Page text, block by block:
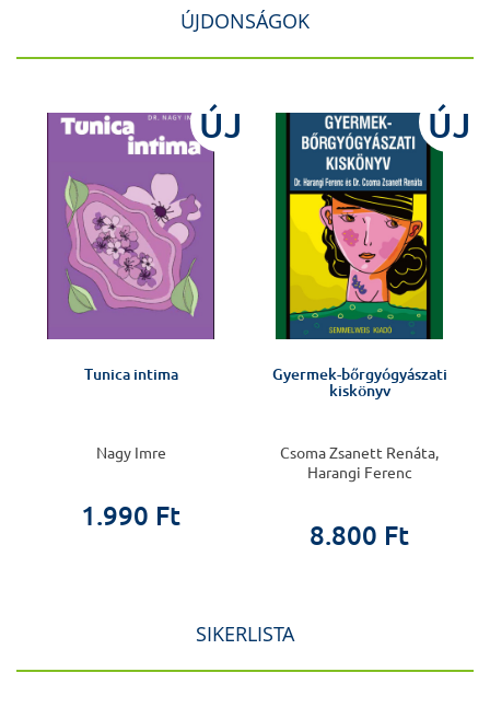
ÚJDONSÁGOK
ÚJ
Tunica intima
Nagy Imre
1.990 Ft
ÚJ
Gyermek-bőrgyógyászati
kiskönyv
Csoma Zsanett Renáta,
Harangi Ferenc
8.800 Ft
SIKERLISTA